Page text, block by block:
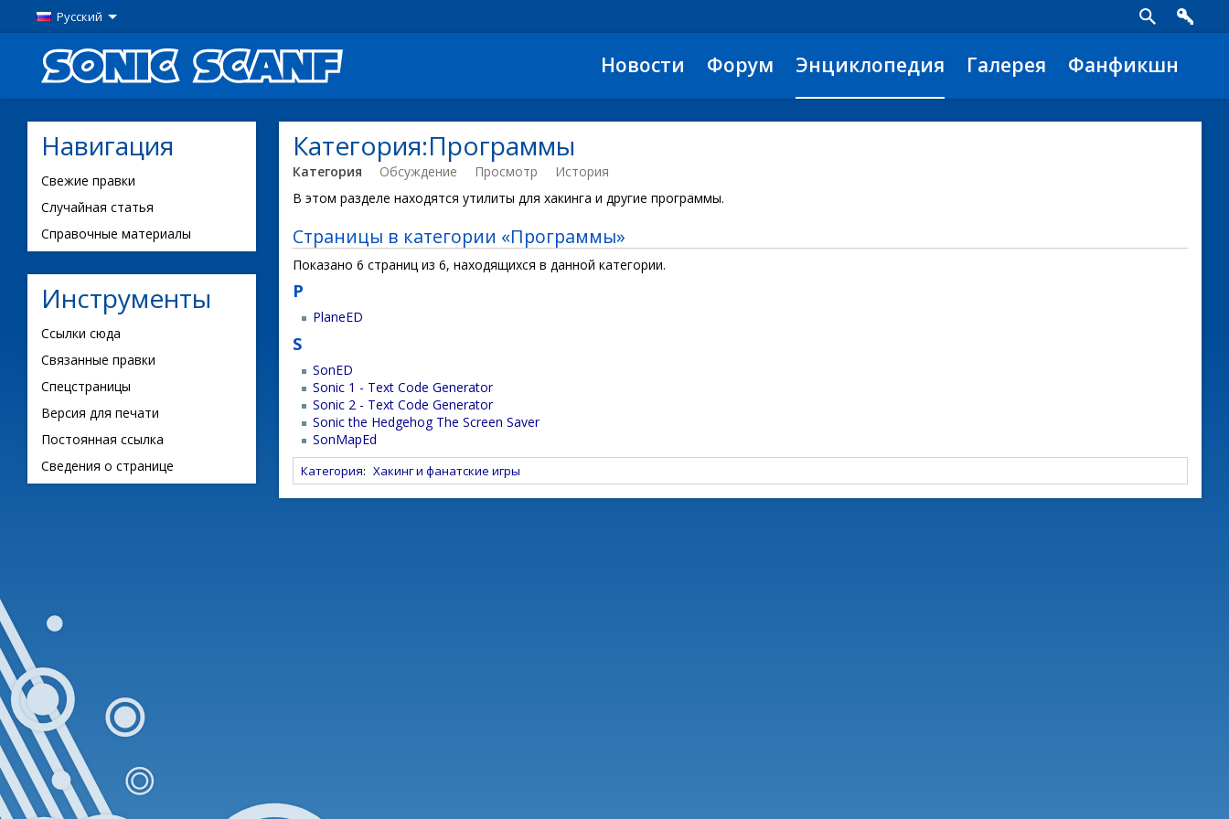
Русский
Новости Форум Энциклопедия Галерея Фанфикшн
Навигация
Свежие правки
Случайная статья
Справочные материалы
Инструменты
Ссылки сюда
Связанные правки
Спецстраницы
Версия для печати
Постоянная ссылка
Сведения о странице
Категория:Программы
Категория Обсуждение Просмотр
История
В этом разделе находятся утилиты для хакинга и другие программы.
Страницы в категории «Программы»
Показано 6 страниц из 6, находящихся в данной категории.
P
PlaneED
S
SonED
Sonic 1 - Text Code Generator
Sonic 2 - Text Code Generator
Sonic the Hedgehog The Screen Saver
SonMapEd
Категория: Хакинг и фанатские игры